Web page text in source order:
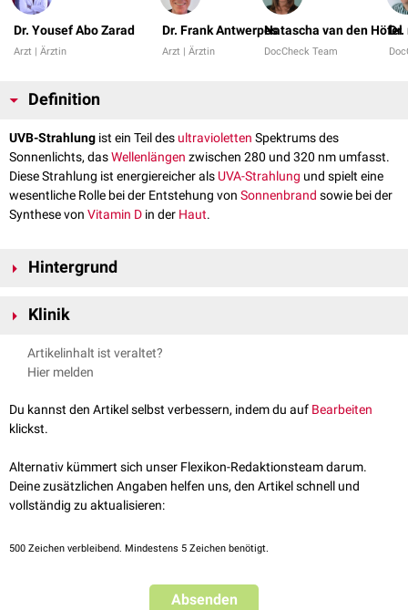
Dr. Yousef Abo Zarad
Arzt | Ärztin
Dr. Frank Antwerpes
Arzt | Ärztin
Natascha van den Höfel
DocCheck Team
Definition
UVB-Strahlung ist ein Teil des ultravioletten Spektrums des
Sonnenlichts, dasWellenlängen zwischen 280 und 320 nm umfasst.
Diese Strahlung ist energiereicher als UVA-Strahlung und spielt eine
wesentliche Rolle bei der Entstehung von Sonnenbrand sowie bei der
Synthese von Vitamin D in der Haut.
Hintergrund
Erdoberfläche erreicht, da ein Großteil von der Ozonschicht absorbiert
Hautzellen verursachen, die zu
führen können.
Klinik
Die akuten Auswirkungen von UVB-Strahlung sind vor allem
Sonnenbrand (Erythem) und die Verdickung der
Hautalterung,
aktinischen Keratosen
und malignen Hauttumoren wie
Basalzellkarzinom
Plattenepithelkarzinom
In der Dermatologie wird UVB-Strahlung in kontrollierten Dosen zur
Behandlung von Hauterkrankungen wie
Therapie werden zwei Hauptformen unterschieden:
Breitband-UVB: Verwendet ein breiteres Spektrum von UVB-Strahlen.
Schmalband-UVB (311 nm): Zeigt eine höhere Wirksamkeit und
Artikelinhalt ist veraltet?
Hier melden
Du kannst den Artikel selbst verbessern, indem du auf Bearbeiten
klickst.
Alternativ kümmert sich unser Flexikon-Redaktionsteam darum.
Deine zusätzlichen Angaben helfen uns, den Artikel schnell und
vollständig zu aktualisieren:
500 Zeichen verbleibend. Mindestens 5 Zeichen benötigt.
Absenden